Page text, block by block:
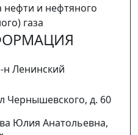
и нефтяного
газа
н Ленинский
Чернышевского, д. 60
Юлия Анатольевна,